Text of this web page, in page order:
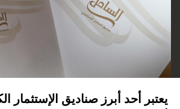
يعتبر أحد أبرز صناديق الإستثمار